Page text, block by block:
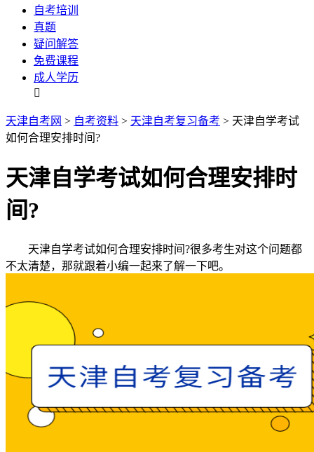
自考培训
真题
疑问解答
免费课程
成人学历

天津自考网 > 自考资料 > 天津自考复习备考 > 天津自学考试
如何合理安排时间?
天津自学考试如何合理安排时
间?
天津自学考试如何合理安排时间?很多考生对这个问题都
不太清楚，那就跟着小编一起来了解一下吧。